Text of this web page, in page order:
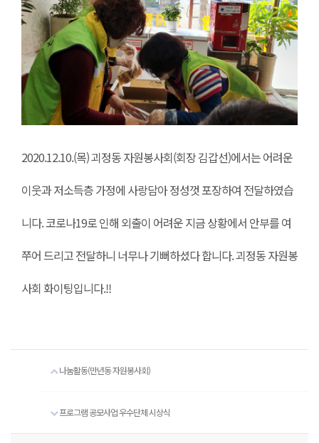
2020.12.10.(목) 괴정동 자원봉사회(회장 김갑선)에서는 어려운
이웃과 저소득층 가정에 사랑담아 정성껏 포장하여 전달하였습
니다. 코로나19로 인해 외출이 어려운 지금 상황에서 안부를 여
쭈어 드리고 전달하니 너무나 기뻐하셨다 합니다. 괴정동 자원봉
사회 화이팅입니다.!!
나눔활동(만년동 자원봉사회)
프로그램 공모사업 우수단체 시상식